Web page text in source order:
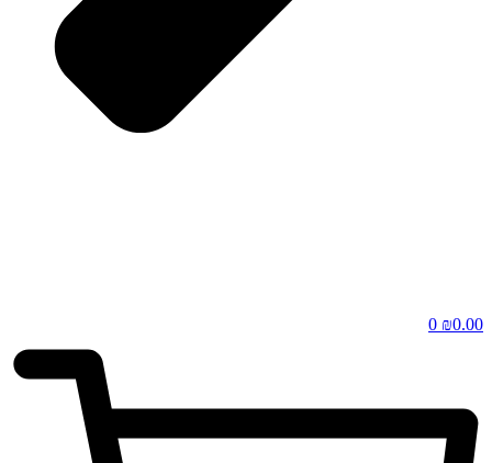
₪0.00
0